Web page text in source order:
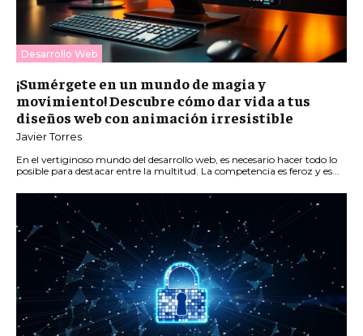
Desarrollo Web
¡Sumérgete en un mundo de magia y
movimiento! Descubre cómo dar vida a tus
diseños web con animación irresistible
Javier Torres
En el vertiginoso mundo del desarrollo web, es necesario hacer todo lo
posible para destacar entre la multitud. La competencia es feroz y es...